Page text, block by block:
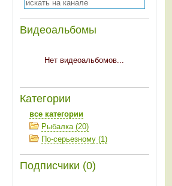
Видеоальбомы
Нет видеоальбомов...
Категории
все категории
Рыбалка (20)
По-серьезному (1)
Подписчики (0)